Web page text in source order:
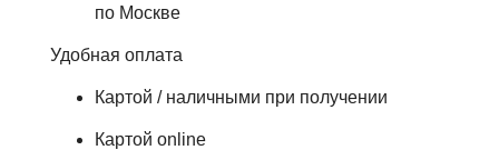
по Москве
Удобная оплата
Картой / наличными при получении
Картой online